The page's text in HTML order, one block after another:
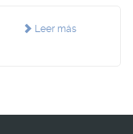
Leer más